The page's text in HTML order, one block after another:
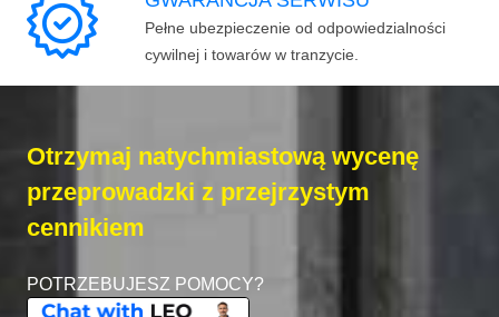
Pełne ubezpieczenie od odpowiedzialności
cywilnej i towarów w tranzycie.
Otrzymaj natychmiastową wycenę
przeprowadzki z przejrzystym
cennikiem
POTRZEBUJESZ POMOCY?